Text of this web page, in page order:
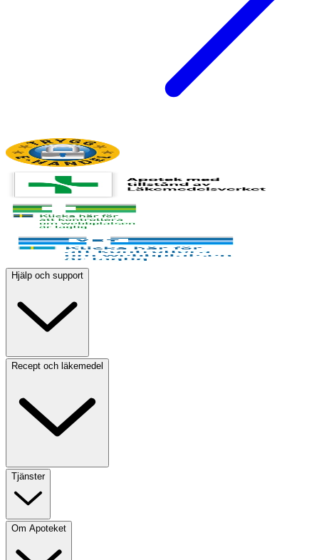
Hjälp och support
Recept och läkemedel
Tjänster
Om Apoteket